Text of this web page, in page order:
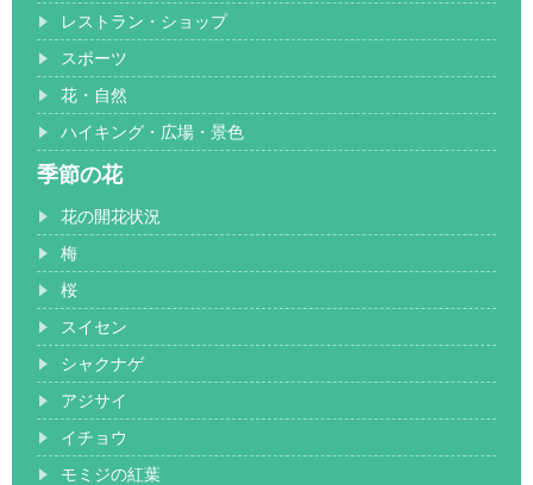
レストラン・ショップ
スポーツ
花・自然
ハイキング・広場・景色
季節の花
花の開花状況
梅
桜
スイセン
シャクナゲ
アジサイ
イチョウ
モミジの紅葉